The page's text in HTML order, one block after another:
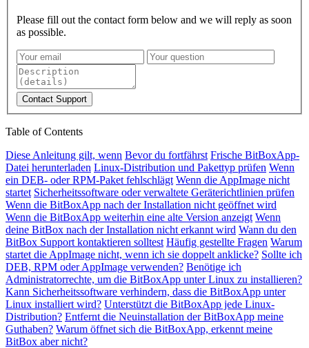
Please fill out the contact form below and we will reply as soon
as possible.
Contact Support
Table of Contents
Diese Anleitung gilt, wenn Bevor du fortfährst Frische BitBoxApp-
Datei herunterladen Linux-Distribution und Pakettyp prüfen Wenn
ein DEB- oder RPM-Paket fehlschlägt Wenn die AppImage nicht
startet Sicherheitssoftware oder verwaltete Geräterichtlinien prüfen
Wenn die BitBoxApp nach der Installation nicht geöffnet wird
Wenn die BitBoxApp weiterhin eine alte Version anzeigt Wenn
deine BitBox nach der Installation nicht erkannt wird Wann du den
BitBox Support kontaktieren solltest Häufig gestellte Fragen Warum
startet die AppImage nicht, wenn ich sie doppelt anklicke? Sollte ich
DEB, RPM oder AppImage verwenden? Benötige ich
Administratorrechte, um die BitBoxApp unter Linux zu installieren?
Kann Sicherheitssoftware verhindern, dass die BitBoxApp unter
Linux installiert wird? Unterstützt die BitBoxApp jede Linux-
Distribution? Entfernt die Neuinstallation der BitBoxApp meine
Guthaben? Warum öffnet sich die BitBoxApp, erkennt meine
BitBox aber nicht?